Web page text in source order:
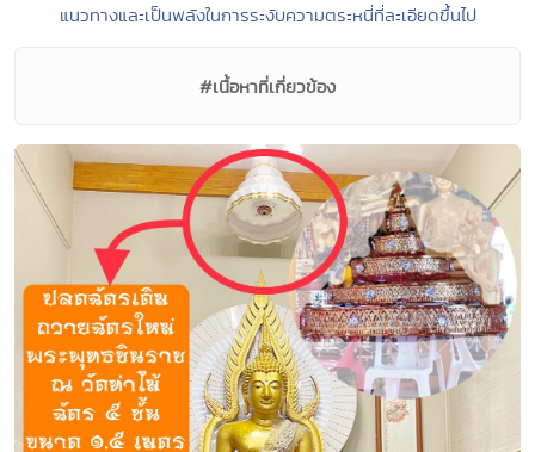
แนวทางและเป็นพลังในการระงับความตระหนี่ที่ละเอียดขึ้นไป
#เนื้อหาที่เกี่ยวข้อง